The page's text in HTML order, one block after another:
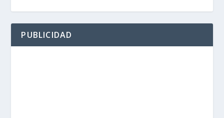
PUBLICIDAD